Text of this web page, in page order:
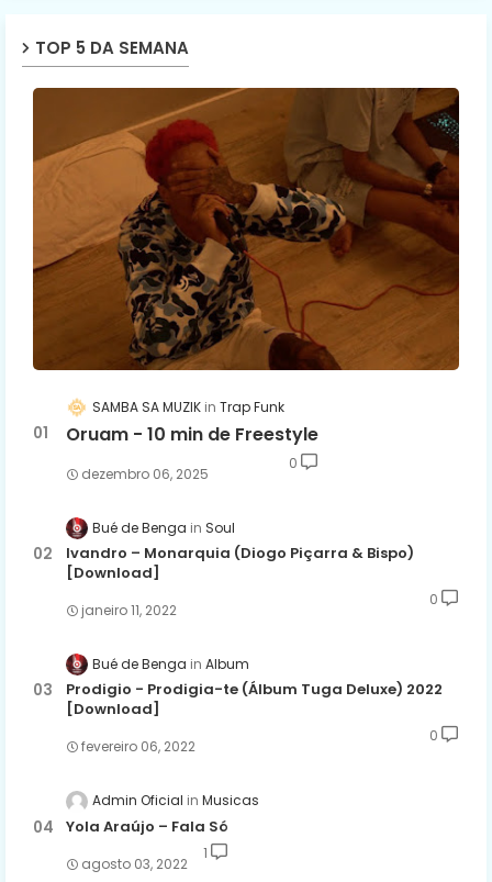
TOP 5 DA SEMANA
SAMBA SA MUZIK Trap Funk
Oruam - 10 min de Freestyle
dezembro 06, 2025
0
Bué de Benga Soul
Ivandro – Monarquia (Diogo Piçarra & Bispo)
[Download]
janeiro 11, 2022
0
Bué de Benga Album
Prodigio - Prodigia-te (Álbum Tuga Deluxe) 2022
[Download]
fevereiro 06, 2022
0
Admin Oficial Musicas
Yola Araújo – Fala Só
agosto 03, 2022
1